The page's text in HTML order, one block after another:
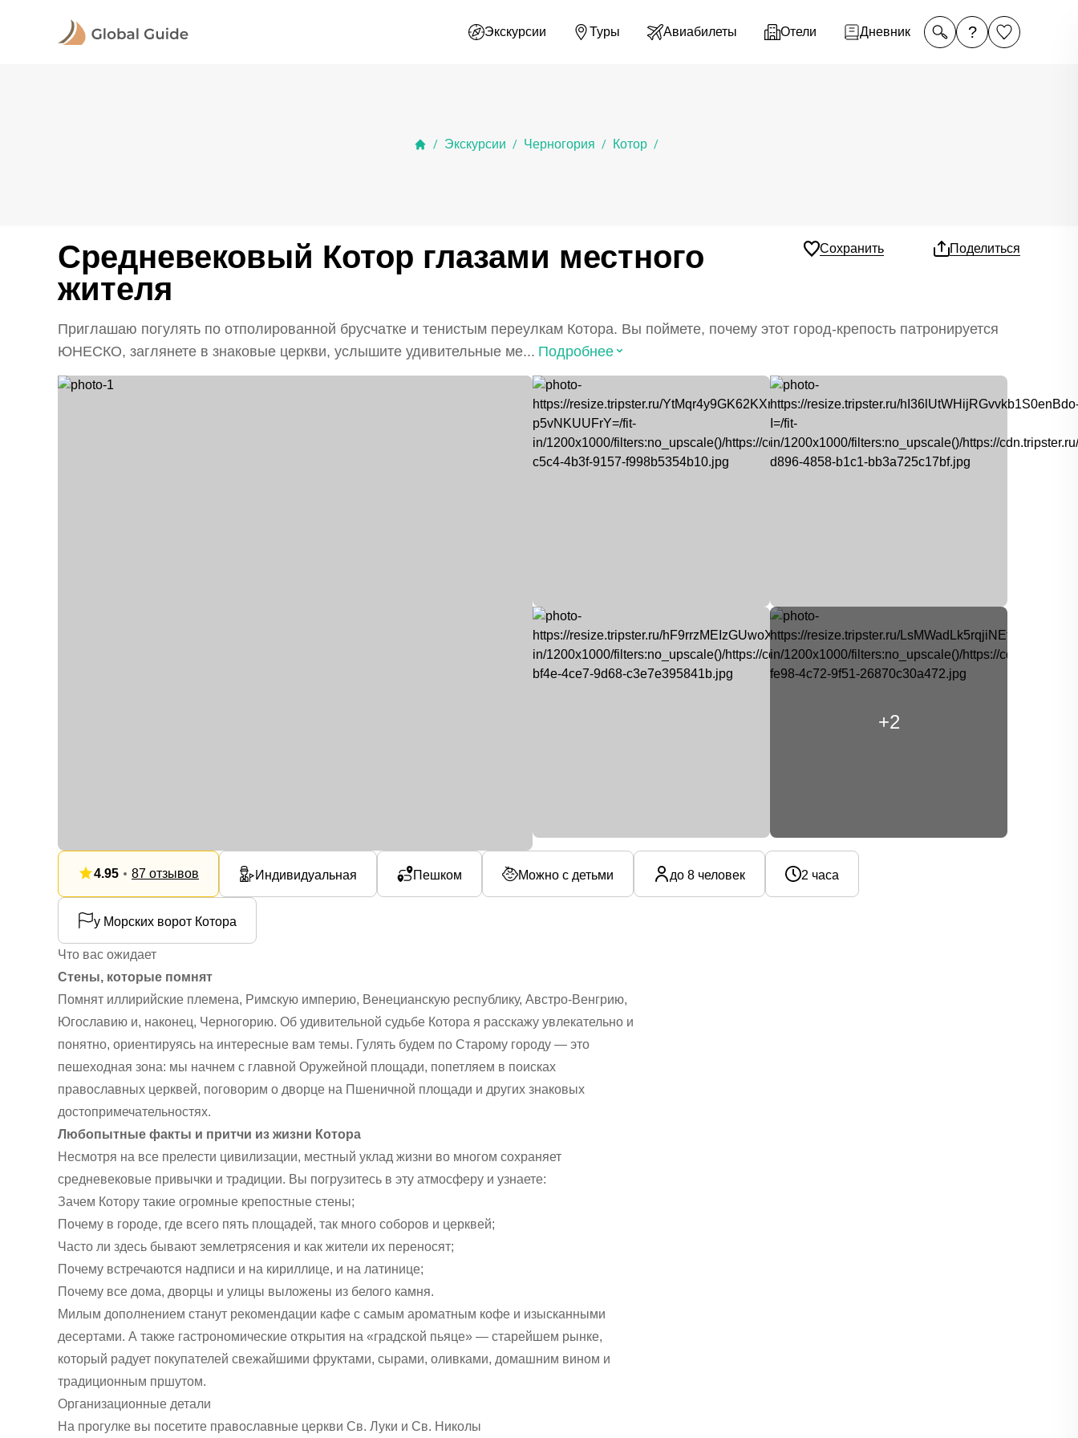
Экскурсии Туры Авиабилеты Отели Дневник ?
/ Экскурсии / Черногория / Котор /
Средневековый Котор глазами местного
жителя
Сохранить Поделиться
Приглашаю погулять по отполированной брусчатке и тенистым переулкам Котора. Вы поймете, почему этот город-крепость патронируется
ЮНЕСКО, заглянете в знаковые церкви, услышите удивительные ме... Подробнее⌃
+2
4.95 87 отзывов Индивидуальная Пешком Можно с детьми до 8 человек 2 часа
у Морских ворот Котора
Что вас ожидает
Стены, которые помнят
Помнят иллирийские племена, Римскую империю, Венецианскую республику, Австро-Венгрию,
Югославию и, наконец, Черногорию. Об удивительной судьбе Котора я расскажу увлекательно и
понятно, ориентируясь на интересные вам темы. Гулять будем по Старому городу — это
пешеходная зона: мы начнем с главной Оружейной площади, попетляем в поисках
православных церквей, поговорим о дворце на Пшеничной площади и других знаковых
достопримечательностях.
Любопытные факты и притчи из жизни Котора
Несмотря на все прелести цивилизации, местный уклад жизни во многом сохраняет
средневековые привычки и традиции. Вы погрузитесь в эту атмосферу и узнаете:
Зачем Котору такие огромные крепостные стены;
Почему в городе, где всего пять площадей, так много соборов и церквей;
Часто ли здесь бывают землетрясения и как жители их переносят;
Почему встречаются надписи и на кириллице, и на латинице;
Почему все дома, дворцы и улицы выложены из белого камня.
Милым дополнением станут рекомендации кафе с самым ароматным кофе и изысканными
десертами. А также гастрономические открытия на «градской пьяце» — старейшем рынке,
который радует покупателей свежайшими фруктами, сырами, оливками, домашним вином и
традиционным пршутом.
Организационные детали
На прогулке вы посетите православные церкви Св. Луки и Св. Николы